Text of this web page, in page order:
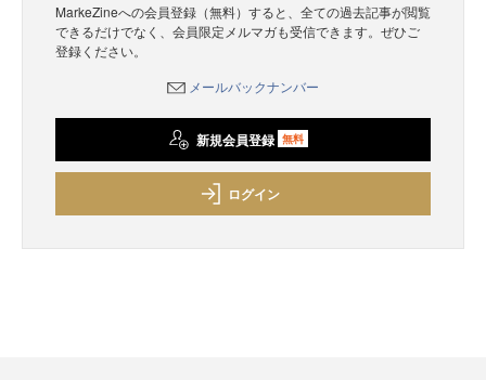
MarkeZineへの会員登録（無料）すると、全ての過去記事が閲覧
できるだけでなく、会員限定メルマガも受信できます。ぜひご
登録ください。
メールバックナンバー
新規会員登録 無料
ログイン